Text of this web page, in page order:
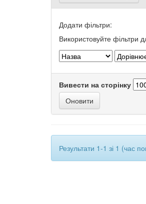
Додати фільтри:
Використовуйте фільтри
Вивести на сторінку
Результати 1-1 зі 1 (час